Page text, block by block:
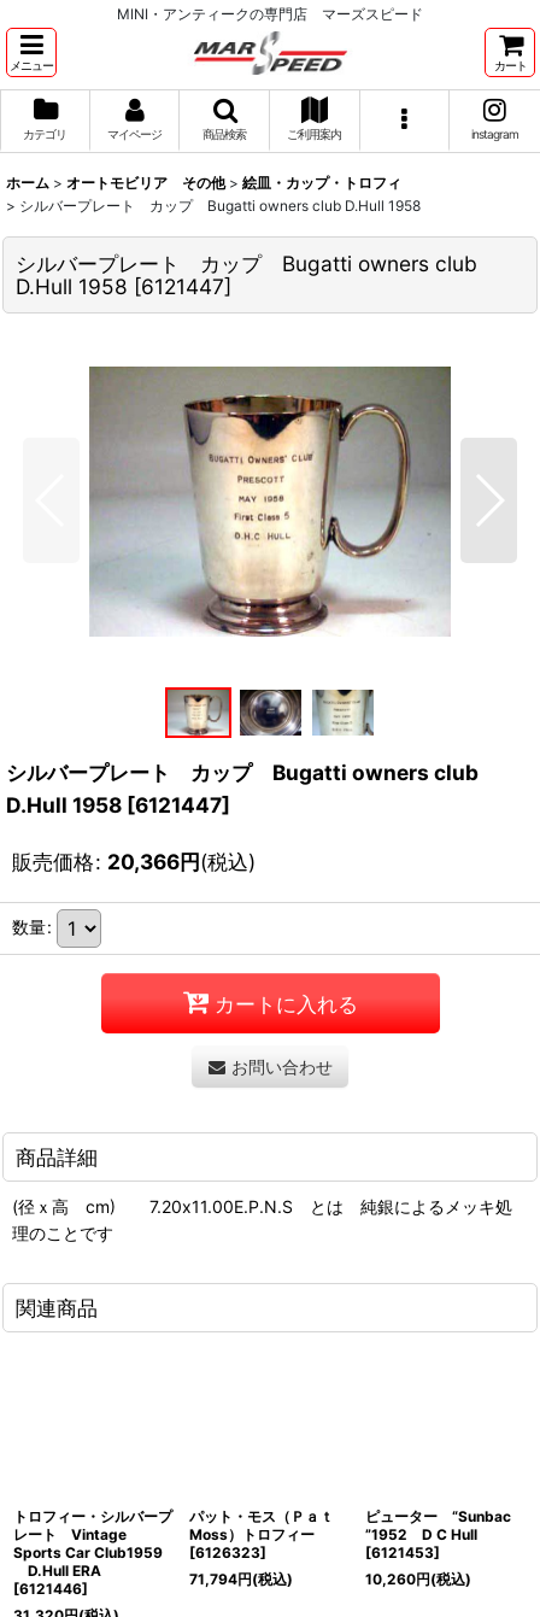
MINI・アンティークの専門店 マーズスピード
メニュー カート
カテゴリ マイページ 商品検索 ご利用案内 instagram
ホーム > オートモビリア その他 > 絵皿・カップ・トロフィ
> シルバープレート カップ Bugatti owners club D.Hull 1958
シルバープレート カップ Bugatti owners club
D.Hull 1958 [6121447]
シルバープレート カップ Bugatti owners club
D.Hull 1958 [6121447]
販売価格: 20,366円(税込)
数量:
カートに入れる
お問い合わせ
商品詳細
(径ｘ高 cm) 7.20x11.00E.P.N.S とは 純銀によるメッキ処
理のことです
関連商品
トロフィー・シルバープ
レート Vintage
Sports Car Club1959
D.Hull ERA
[6121446]
パット・モス（Ｐａｔ
Moss）トロフィー
[6126323]
71,794円(税込)
ピューター “Sunbac
”1952 D C Hull
[6121453]
10,260円(税込)